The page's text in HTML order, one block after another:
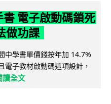
電子啟動碼鎖死
做功課
中學書單價錢按年加 14.7%
電子教材啟動碼這項設計，
讀全文